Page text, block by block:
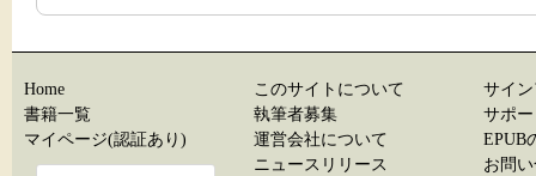
Home
書籍一覧
マイページ(認証あり)
このサイトについて
執筆者募集
運営会社について
ニュースリリース
サイ
サポ
EPUB
お問